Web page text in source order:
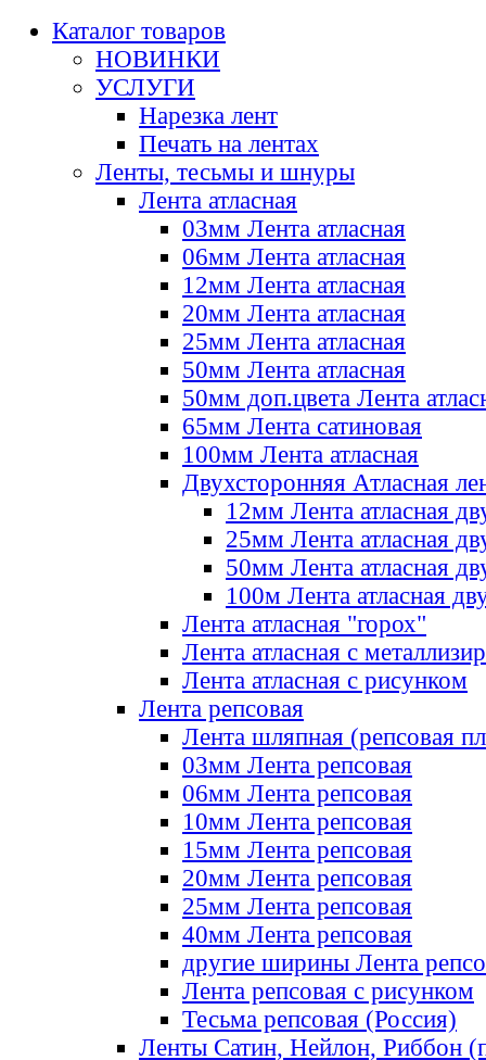
Каталог товаров
НОВИНКИ
УСЛУГИ
Нарезка лент
Печать на лентах
Ленты, тесьмы и шнуры
Лента атласная
03мм Лента атласная
06мм Лента атласная
12мм Лента атласная
20мм Лента атласная
25мм Лента атласная
50мм Лента атласная
50мм доп.цвета Лента
65мм Лента сатиновая
100мм Лента атласная
Двухсторонняя Атласная
12мм Лента атласная
25мм Лента атласная
50мм Лента атласная
100м Лента атласная
Лента атласная "горох"
Лента атласная с
Лента атласная с рисунком
Лента репсовая
Лента шляпная (репсовая
03мм Лента репсовая
06мм Лента репсовая
10мм Лента репсовая
15мм Лента репсовая
20мм Лента репсовая
25мм Лента репсовая
40мм Лента репсовая
другие ширины Лента
Лента репсовая с рисунком
Тесьма репсовая (Россия)
Ленты Сатин, Нейлон, Риббон